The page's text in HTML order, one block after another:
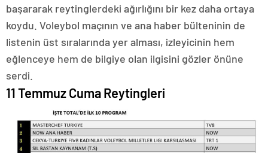
başararak reytinglerdeki ağırlığını bir kez daha ortaya
koydu. Voleybol maçının ve ana haber bülteninin de
listenin üst sıralarında yer alması, izleyicinin hem
eğlenceye hem de bilgiye olan ilgisini gözler önüne
serdi.
11 Temmuz Cuma Reytingleri